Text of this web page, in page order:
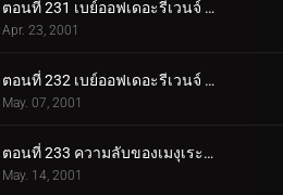
ตอนที่ 231 เบย์ออฟเดอะรีเวนจ์ (ตอนแรก)
Apr. 23, 2001
ตอนที่ 232 เบย์ออฟเดอะรีเวนจ์ (ตอนจบ)
May. 07, 2001
ตอนที่ 233 ความลับของเมงุเระที่ถูกผนึกไว้ (ตอนแรก)
May. 14, 2001